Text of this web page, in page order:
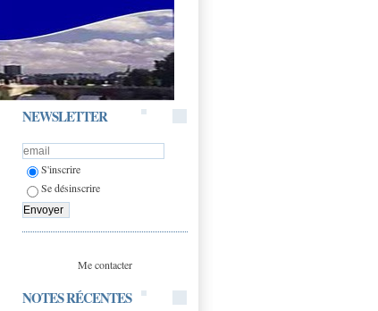
NEWSLETTER
S'inscrire
Se désinscrire
Me contacter
NOTES RÉCENTES